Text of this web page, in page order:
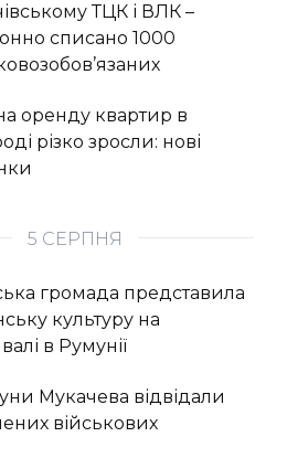
ТЦК і ВЛК –
списано 1000
оренду квартир в
різко зросли: нові
5 СЕРПНЯ
громада представила
культуру на
в Румунії
Мукачева відвідали
військових